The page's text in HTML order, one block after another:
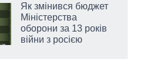
Як змінився бюджет
Міністерства
оборони за 13 років
війни з росією